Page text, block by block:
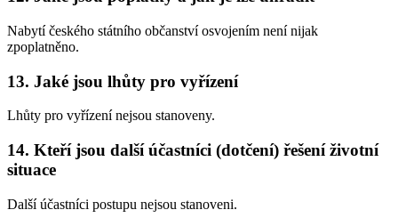
Nabytí českého státního občanství osvojením není nijak
zpoplatněno.
13. Jaké jsou lhůty pro vyřízení
Lhůty pro vyřízení nejsou stanoveny.
14. Kteří jsou další účastníci (dotčení) řešení životní
situace
Další účastníci postupu nejsou stanoveni.